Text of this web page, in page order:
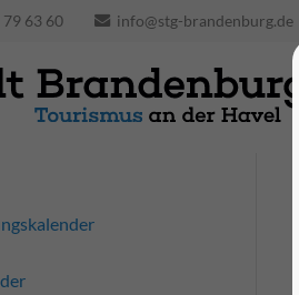
79 63 60 info@stg-brandenburg.de